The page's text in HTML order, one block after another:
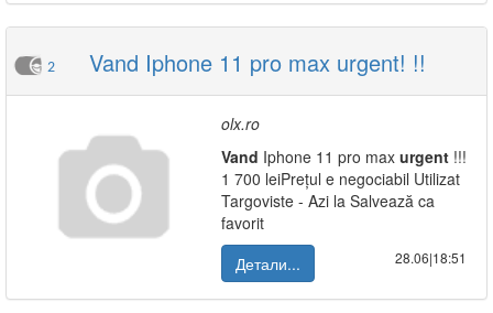
2 Vand Iphone 11 pro max urgent! !!
olx.ro
Vand Iphone 11 pro max urgent !!!
1 700 leiPrețul e negociabil Utilizat
Targoviste - Azi la Salvează ca
favorit
Детали...
28.06|18:51